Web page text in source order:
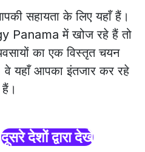
सहायता के लिए यहाँ हैं।
Panama में खोज रहे हैं तो
का एक विस्तृत चयन
यहाँ आपका इंतजार कर रहे
हैं।
दूसरे देशों द्वारा देखें